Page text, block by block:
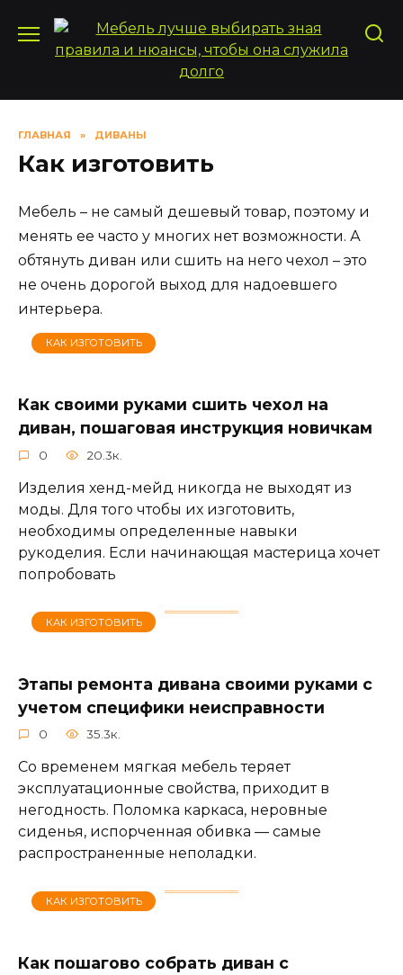
содержанию
ГЛАВНАЯ » ДИВАНЫ
Как изготовить
Мебель – не самый дешевый товар, поэтому и
менять ее часто у многих нет возможности. А
обтянуть диван или сшить на него чехол – это
не очень дорогой выход для надоевшего
интерьера.
КАК ИЗГОТОВИТЬ
Как своими руками сшить чехол на
диван, пошаговая инструкция новичкам
0 20.3к.
Изделия хенд-мейд никогда не выходят из
моды. Для того чтобы их изготовить,
необходимы определенные навыки
рукоделия. Если начинающая мастерица хочет
попробовать
КАК ИЗГОТОВИТЬ
Этапы ремонта дивана своими руками с
учетом специфики неисправности
0 35.3к.
Со временем мягкая мебель теряет
эксплуатационные свойства, приходит в
негодность. Поломка каркаса, неровные
сиденья, испорченная обивка — самые
распространенные неполадки.
КАК ИЗГОТОВИТЬ
Как пошагово собрать диван с